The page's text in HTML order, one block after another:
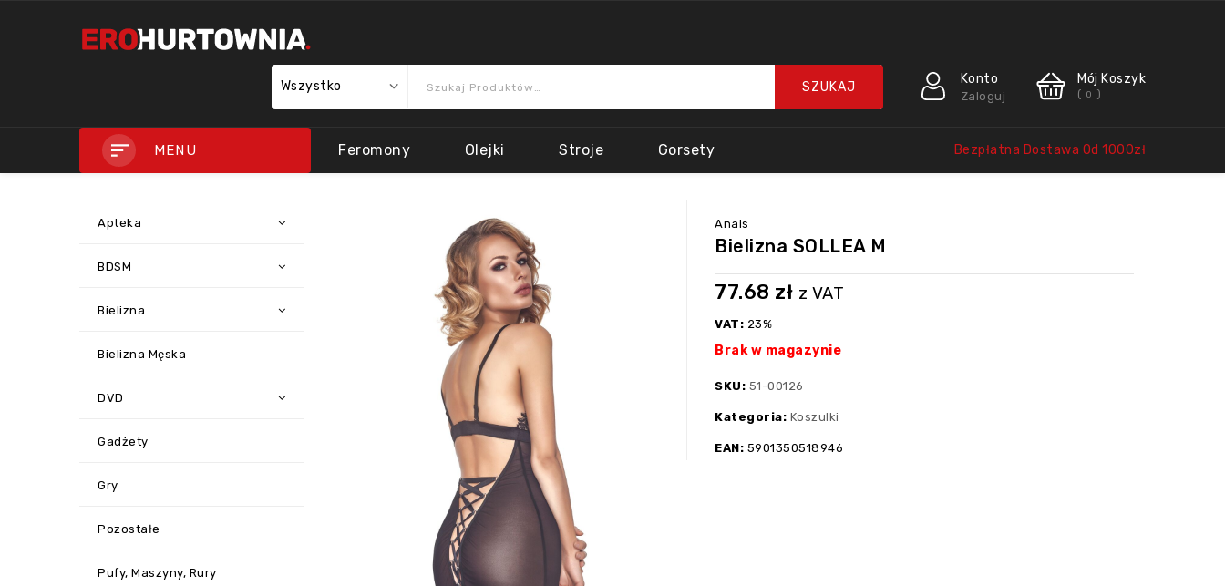
Wszystko Konto
Zaloguj
Mój Koszyk
( 0 )
MENU Feromony Olejki Stroje Gorsety Bezpłatna Dostawa Od 1000zł
Apteka
BDSM
Bielizna
Bielizna Męska
DVD
Gadżety
Gry
Pozostałe
Pufy, Maszyny, Rury
Anais
Bielizna SOLLEA M
77.68 zł z VAT
VAT: 23%
Brak w magazynie
SKU: 51-00126
Kategoria: Koszulki
EAN: 5901350518946